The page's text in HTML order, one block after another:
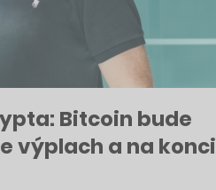
Bitcoin bude
výplach a na konci